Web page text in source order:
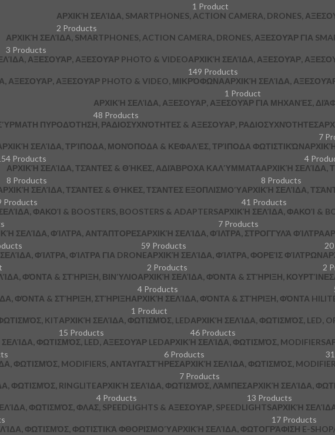
1 Product
ΑΡΧΙΚΉ ΣΕΛΊΔΑ, SMARTPHONES, ACTION CAMERA, DRONES,
2 Products
ΑΡΧΙΚΉ ΣΕΛΊΔΑ, SMARTPHONES, ACTION CAMERA, DRONES, ΑΞΕΣΟΥΆΡ ΓΙΑ
3 Products
ΑΞΕΣΟΥΆΡ, ΑΞΕΣΟΥΆΡ PHOTO & VIDEOΑΡΧΙΚΉ ΣΕΛΊΔΑ, ΑΞΕΣΟΥΆΡ,
149 Products
ΑΞΕΣΟΥΆΡ, ΑΞΕΣΟΥΆΡ PHOTO & VIDEO, ΜΙΚΡΌΦΩΝΑΑΡΧΙΚΉ ΣΕΛΊΔΑ,
1 Product
ΑΡΧΙΚΉ ΣΕΛΊΔΑ, ΑΞΕΣΟΥΆΡ, ΑΞΕΣΟΥΆΡ ΓΙΑ ΜΗΧΑΝΈΣ,
48 Products
ΠΥΡΟΔΌΤΗΣΗ, ΡΑΔΙΟΣΥΧΝΌΤΗΤΕΣ & ΑΞΕΣΟΥΆΡ, ΡΑΔΙΟΣΥΧΝΌΤΗΤΕΣ
7
ΣΕΛΊΔΑ, ΤΡΊΠΟΔΑ, ΜΟΝΌΠΟΔΑ & ΚΕΦΑΛΈΣ, ΤΡΊΠΟΔΑ ΦΩΤΙΣΤΙΚΏΝ
Products
4
ΑΡΧΙΚΉ ΣΕΛΊΔΑ, ΤΣΆΝΤΕΣ & ΘΉΚΕΣ, ΑΔΙΆΒΡΟΧΑ ΚΑΛΎΜΜΑΤΑ
8 Products
ΑΡΧΙΚΉ ΣΕΛΊΔΑ,
8 Products
ΣΕΛΊΔΑ, ΤΣΆΝΤΕΣ & ΘΉΚΕΣ, ΤΣΆΝΤΕΣ ΕΞΟΠΛΙΣΜΟΎ
Products
ΑΡΧΙΚΉ ΣΕΛΊΔΑ,
41 Products
ΦΑΚΟΊ & BOOSTERS, BOOSTERS & ADAPTERSΑΡΧΙΚΉ ΣΕΛΊΔΑ, ΦΑΚΟΊ &
7 Products
ΣΕΛΊΔΑ, ΦΊΛΤΡΑ, ΑΝΤΆΠΤΟΡΕΣΑΡΧΙΚΉ ΣΕΛΊΔΑ, ΦΊΛΤΡΑ, ΣΤΡΟΓΓΥΛΆ ΦΊΛΤΡΑ
59 Products
ΦΊΛΤΡΑ, ΦΊΛΤΡΑ ΓΙΑ DRONEΑΡΧΙΚΉ ΣΕΛΊΔΑ, ΦΊΛΤΡΑ, ΦΟΡΕΊΣ ΦΊΛΤΡΩΝ
2 Products
2
ΦΌΝΤΑ & ΣΤΉΡΙΞΗ, ΒΙΝΎΛΙΟΑΡΧΙΚΉ ΣΕΛΊΔΑ, ΦΌΝΤΑ & ΣΤΉΡΙΞΗ, ΚΟΥΡΤΊΝΕΣ
4 Products
ΦΌΝΤΑ & ΣΤΉΡΙΞΗ, ΣΤΉΡΙΞΗΑΡΧΙΚΉ ΣΕΛΊΔΑ, ΦΌΝΤΑ & ΣΤΉΡΙΞΗ, ΦΌΝΤΑ
1 Product
KITΑΡΧΙΚΉ ΣΕΛΊΔΑ, ΦΩΤΙΣΜΌΣ, LED
15 Products
ΑΡΧΙΚΉ ΣΕΛΊΔΑ, ΦΩΤΙΣΜΌΣ, LED,
46 Products
ΦΩΤΙΣΜΌΣ, LED, ΑΞΕΣΟΥΆΡ LEDΑΡΧΙΚΉ ΣΕΛΊΔΑ, ΦΩΤΙΣΜΌΣ, MODIFIERS
6 Products
ΦΩΤΙΣΜΌΣ, MODIFIERS, ΑΝΤΑΥΓΑΣΤΉΡΕΣΑΡΧΙΚΉ ΣΕΛΊΔΑ, ΦΩΤΙΣΜΌΣ,
7 Products
ΦΩΤΙΣΜΌΣ, RINGLITEΑΡΧΙΚΉ ΣΕΛΊΔΑ, ΦΩΤΙΣΜΌΣ, ΛΆΜΠΕΣ
4 Products
ΑΡΧΙΚΉ ΣΕΛΊΔΑ,
13 Products
ΦΩΤΙΣΜΌΣ, ΦΛΑΣ, SPEEDLIGHTS & ΑΞΕΣΟΥΆΡ, SPEEDLIGHTSΑΡΧΙΚΉ
17 Products
ΦΩΤΙΣΜΌΣ, ΦΩΤΙΣΤΙΚΆ ΦΘΟΡΙΣΜΟΎΑΡΧΙΚΉ ΣΕΛΊΔΑ, ΦΩΤΟΓΡΆΦΙΣΗ E-